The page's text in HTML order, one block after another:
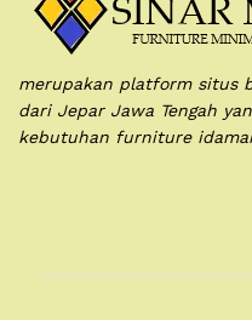
merupakan platform situs
dari Jepar Jawa Tengah
kebutuhan furniture